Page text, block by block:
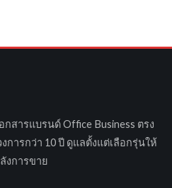
สารแบรนด์ Office Business ตรง
การกว่า 10 ปี ดูแลตั้งแต่เลือกรุ่นให้
งการขาย